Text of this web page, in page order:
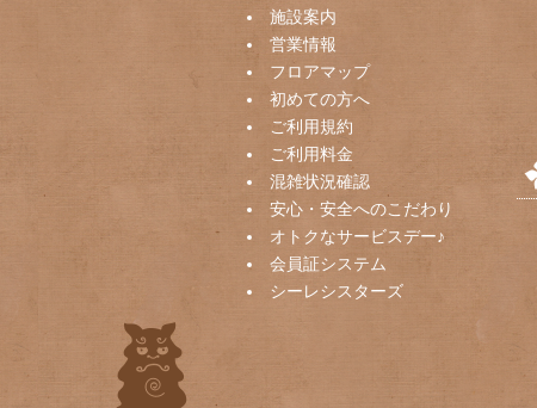
施設案内
営業情報
フロアマップ
初めての方へ
ご利用規約
ご利用料金
混雑状況確認
安心・安全へのこだわり
オトクなサービスデー♪
会員証システム
シーレシスターズ